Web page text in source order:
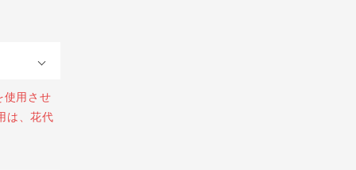
使用させ
は、花代